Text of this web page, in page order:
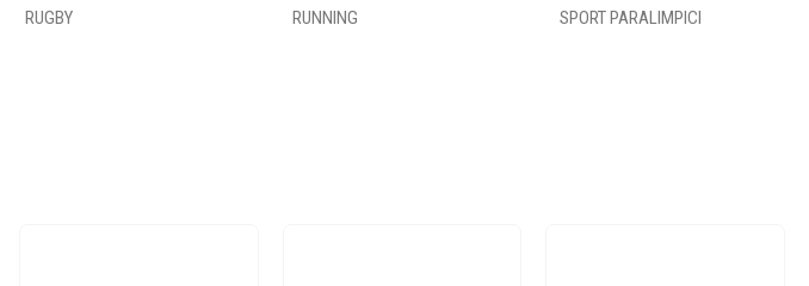
RUGBY RUNNING SPORT PARALIMPICI